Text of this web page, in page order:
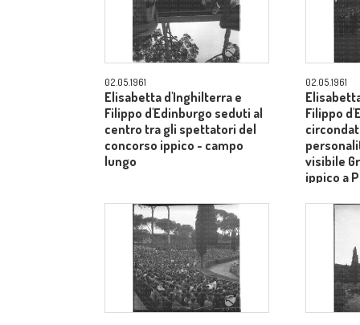
02.05.1961
Elisabetta d'Inghilterra e
Filippo d'Edinburgo seduti al
centro tra gli spettatori del
concorso ippico - campo
lungo
02.05.1961
Filippo
visibile
ippico a